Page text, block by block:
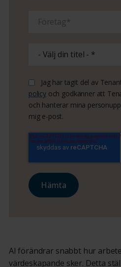
Jag har tagit del av
policyoch godkänner att
och hanterar mina
mig e-post.
AI förändrar snabbt hur
värdeskapande sker. Detta